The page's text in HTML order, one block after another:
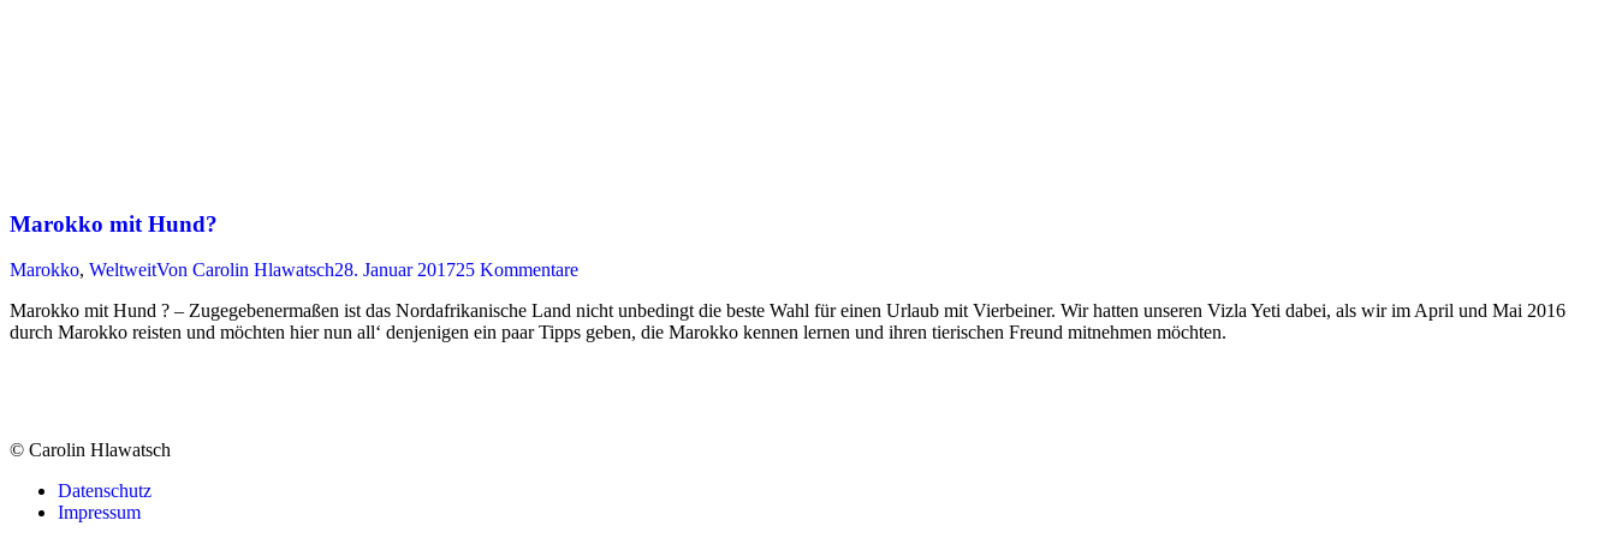
Marokko mit Hund?
Marokko, WeltweitVon Carolin Hlawatsch28. Januar 201725 Kommentare
Marokko mit Hund ? – Zugegebenermaßen ist das Nordafrikanische Land nicht unbedingt die beste Wahl für einen Urlaub mit Vierbeiner. Wir hatten unseren Vizla Yeti dabei, als wir im April und Mai 2016
durch Marokko reisten und möchten hier nun all‘ denjenigen ein paar Tipps geben, die Marokko kennen lernen und ihren tierischen Freund mitnehmen möchten.
© Carolin Hlawatsch
Datenschutz
Impressum